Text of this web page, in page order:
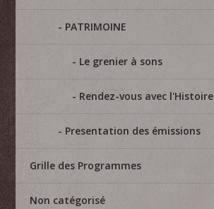
PATRIMOINE
Le grenier à sons
Rendez-vous avec l'Histoire
Presentation des émissions
Grille des Programmes
Non catégorisé